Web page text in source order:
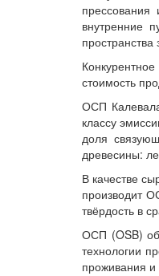
внутренние
пространства
стоимость
ОСП
классу
доля
древесины:
В качестве
производит
твёрдость в
ОСП (OSB)
технологии
проживания и